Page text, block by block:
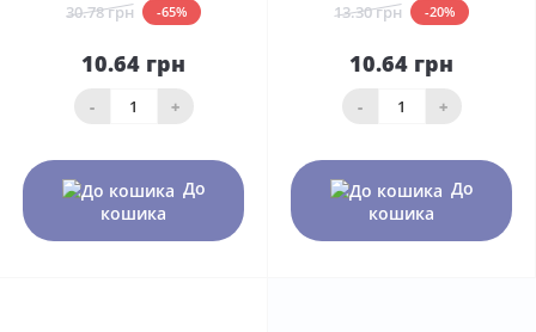
30.78 грн -65%
10.64 грн
- +
До
кошика
13.30 грн -20%
10.64 грн
- +
До
кошика